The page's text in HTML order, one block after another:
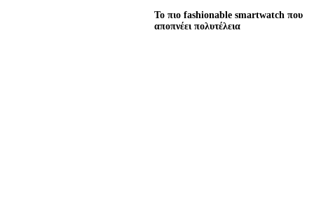
Το πιο fashionable smartwatch που
αποπνέει πολυτέλεια